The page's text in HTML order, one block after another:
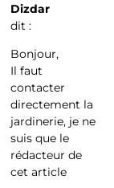
Dizdar
dit :
Bonjour,
Il faut
contacter
directement la
jardinerie, je ne
suis que le
rédacteur de
cet article